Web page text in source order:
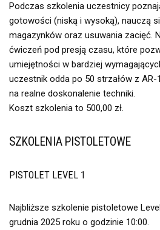
Podczas szkolenia uczestnicy
gotowości (niską i wysoką), nauczą
magazynków oraz usuwania zacięć.
ćwiczeń pod presją czasu, które
umiejętności w bardziej
uczestnik odda po 50 strzałów z
na realne doskonalenie techniki.
Koszt szkolenia to 500,00 zł.
SZKOLENIA PISTOLETOWE
PISTOLET LEVEL 1
Najbliższe szkolenie pistoletowe
grudnia 2025 roku o godzinie 10:00.